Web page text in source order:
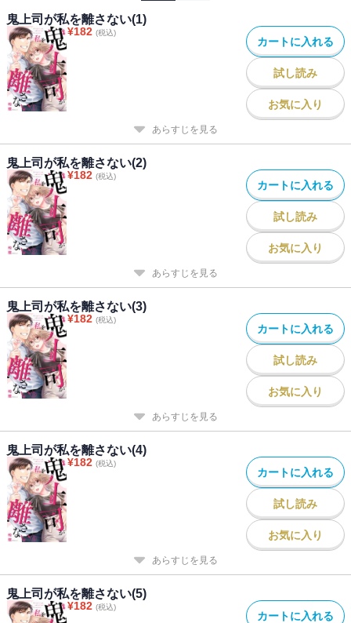
鬼上司が私を離さない(1)
¥182 (税込)
カートに入れる
試し読み
お気に入り
あらすじを見る
鬼上司が私を離さない(2)
¥182 (税込)
カートに入れる
試し読み
お気に入り
あらすじを見る
鬼上司が私を離さない(3)
¥182 (税込)
カートに入れる
試し読み
お気に入り
あらすじを見る
鬼上司が私を離さない(4)
¥182 (税込)
カートに入れる
試し読み
お気に入り
あらすじを見る
鬼上司が私を離さない(5)
¥182 (税込)
カートに入れる